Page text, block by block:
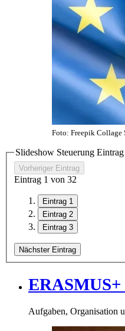
Foto: Freepik Collage
Slideshow Steuerung Eintrag
Vorheriger Eintrag
Eintrag 1 von 32
Eintrag 1
Eintrag 2
Eintrag 3
Nächster Eintrag
Aufgaben, Organisation